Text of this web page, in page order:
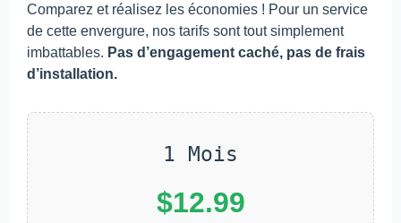
Comparez et réalisez les économies ! Pour un service
de cette envergure, nos tarifs sont tout simplement
imbattables. Pas d’engagement caché, pas de frais
d’installation.
1 Mois
$12.99